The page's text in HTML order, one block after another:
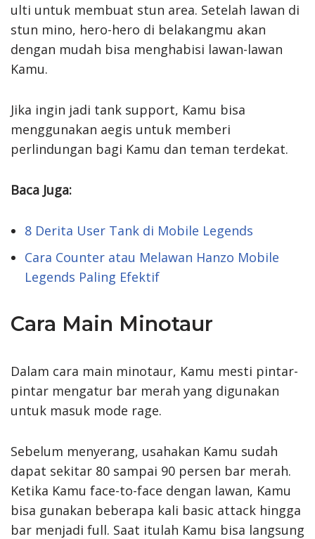
ulti untuk membuat stun area. Setelah lawan di
stun mino, hero-hero di belakangmu akan
dengan mudah bisa menghabisi lawan-lawan
Kamu.
Jika ingin jadi tank support, Kamu bisa
menggunakan aegis untuk memberi
perlindungan bagi Kamu dan teman terdekat.
Baca Juga:
8 Derita User Tank di Mobile Legends
Cara Counter atau Melawan Hanzo Mobile
Legends Paling Efektif
Cara Main Minotaur
Dalam cara main minotaur, Kamu mesti pintar-
pintar mengatur bar merah yang digunakan
untuk masuk mode rage.
Sebelum menyerang, usahakan Kamu sudah
dapat sekitar 80 sampai 90 persen bar merah.
Ketika Kamu face-to-face dengan lawan, Kamu
bisa gunakan beberapa kali basic attack hingga
bar menjadi full. Saat itulah Kamu bisa langsung